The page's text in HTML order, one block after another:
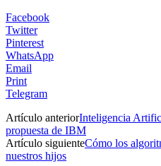
Facebook
Twitter
Pinterest
WhatsApp
Email
Print
Telegram
Artículo anteriorInteligencia
propuesta de IBM
Artículo siguienteCómo los
nuestros hijos